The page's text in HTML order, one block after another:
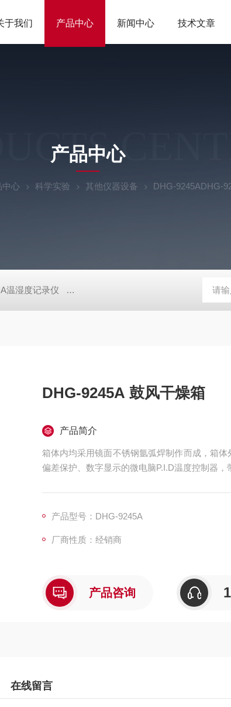
于我们 产品中心 新闻中心 技术文章
产品中心
中心 科学实验 其他仪器设备 DHG-9245ADHG-
温湿度记录仪 多样品平行蒸发仪多样品平行蒸发仪
DHG-9245A 鼓风干燥箱
产品简介
箱体内均采用镜面不锈钢氩弧焊制作而成，箱
偏差保护、数字显示的微电脑P.I.D温度控制器，
产品型号：DHG-9245A
厂商性质：经销商
产品咨询
在线留言